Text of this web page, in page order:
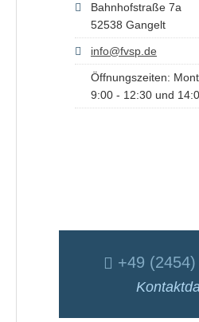
Bahnhofstraße 7a
52538 Gangelt
info@fvsp.de
Öffnungszeiten:
9:00 - 12:30 und
+49